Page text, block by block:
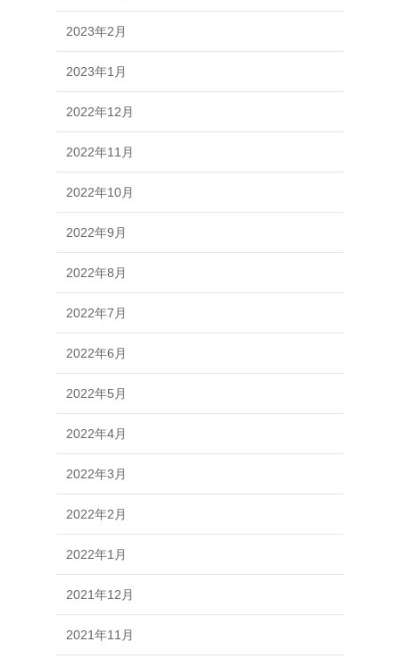
2023年2月
2023年1月
2022年12月
2022年11月
2022年10月
2022年9月
2022年8月
2022年7月
2022年6月
2022年5月
2022年4月
2022年3月
2022年2月
2022年1月
2021年12月
2021年11月